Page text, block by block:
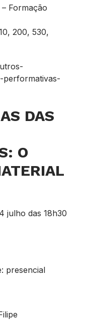
– Formação
200, 530,
performativas-
DAS
O
julho das 18h30
presencial